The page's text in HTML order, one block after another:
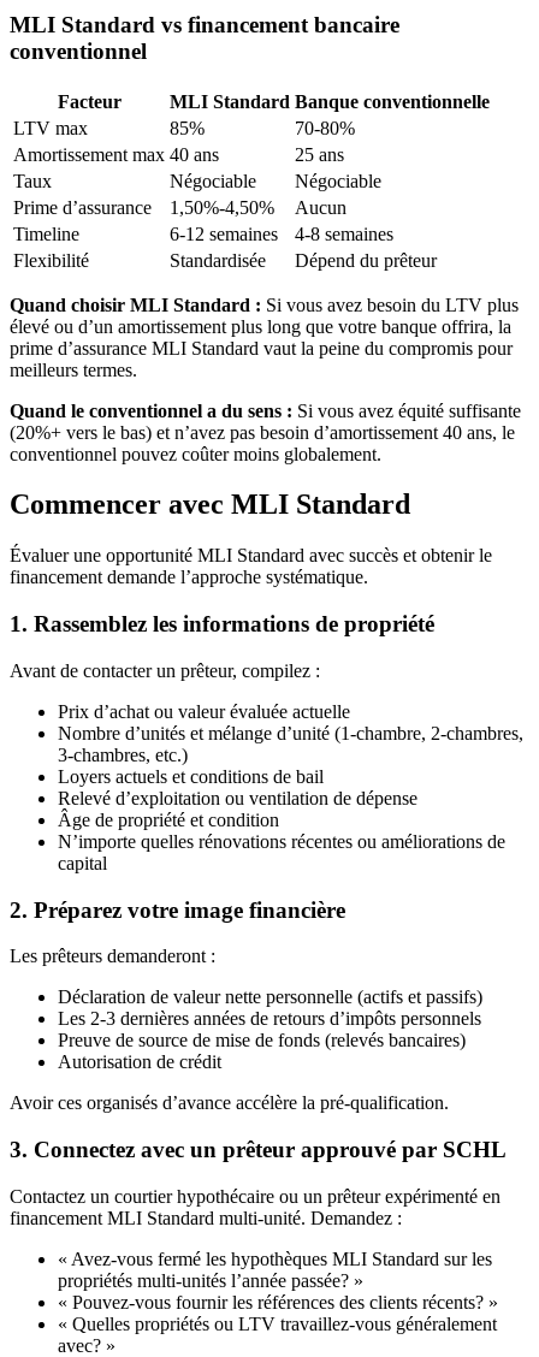
MLI Standard vs financement bancaire
conventionnel
Facteur MLI Standard Banque conventionnelle
LTV max
85%
70-80%
Amortissement max 40 ans
25 ans
Taux
Négociable
Négociable
Prime d’assurance
1,50%-4,50%
Aucun
Timeline
6-12 semaines
4-8 semaines
Flexibilité
Standardisée Dépend du prêteur
Quand choisir MLI Standard : Si vous avez besoin du LTV plus
élevé ou d’un amortissement plus long que votre banque offrira, la
prime d’assurance MLI Standard vaut la peine du compromis pour
meilleurs termes.
Quand le conventionnel a du sens : Si vous avez équité suffisante
(20%+ vers le bas) et n’avez pas besoin d’amortissement 40 ans, le
conventionnel pouvez coûter moins globalement.
Commencer avec MLI Standard
Évaluer une opportunité MLI Standard avec succès et obtenir le
financement demande l’approche systématique.
1. Rassemblez les informations de propriété
Avant de contacter un prêteur, compilez :
Prix d’achat ou valeur évaluée actuelle
Nombre d’unités et mélange d’unité (1-chambre, 2-chambres,
3-chambres, etc.)
Loyers actuels et conditions de bail
Relevé d’exploitation ou ventilation de dépense
Âge de propriété et condition
N’importe quelles rénovations récentes ou améliorations de
capital
2. Préparez votre image financière
Les prêteurs demanderont :
Déclaration de valeur nette personnelle (actifs et passifs)
Les 2-3 dernières années de retours d’impôts personnels
Preuve de source de mise de fonds (relevés bancaires)
Autorisation de crédit
Avoir ces organisés d’avance accélère la pré-qualification.
3. Connectez avec un prêteur approuvé par SCHL
Contactez un courtier hypothécaire ou un prêteur expérimenté en
financement MLI Standard multi-unité. Demandez :
« Avez-vous fermé les hypothèques MLI Standard sur les
propriétés multi-unités l’année passée? »
« Pouvez-vous fournir les références des clients récents? »
« Quelles propriétés ou LTV travaillez-vous généralement
avec? »